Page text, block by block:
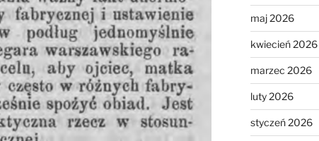
maj 2026
kwiecień 2026
marzec 2026
luty 2026
styczeń 2026